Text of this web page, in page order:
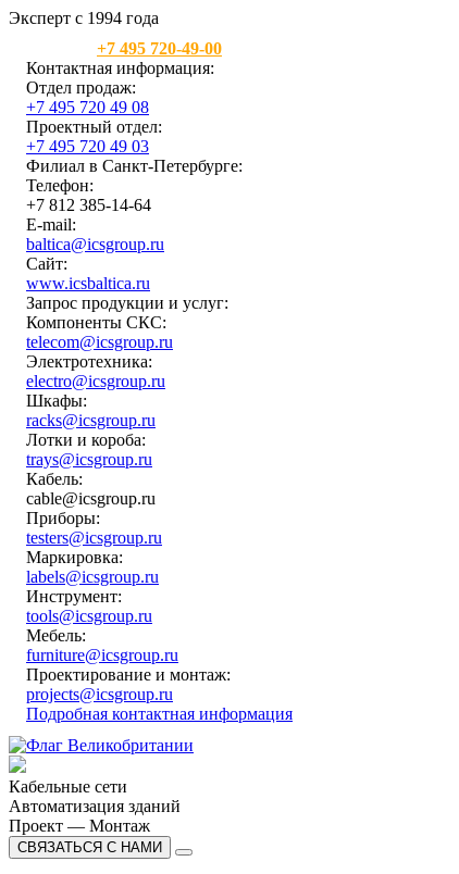
Эксперт с 1994 года
+7 495 720-49-00
Контактная информация:
Отдел продаж:
+7 495 720 49 08
Проектный отдел:
+7 495 720 49 03
Филиал в Санкт-Петербурге:
Телефон:
+7 812 385-14-64
E-mail:
baltica@icsgroup.ru
Сайт:
www.icsbaltica.ru
Запрос продукции и услуг:
Компоненты СКС:
telecom@icsgroup.ru
Электротехника:
electro@icsgroup.ru
Шкафы:
racks@icsgroup.ru
Лотки и короба:
trays@icsgroup.ru
Кабель:
cable@icsgroup.ru
Приборы:
testers@icsgroup.ru
Маркировка:
labels@icsgroup.ru
Инструмент:
tools@icsgroup.ru
Мебель:
furniture@icsgroup.ru
Проектирование и монтаж:
projects@icsgroup.ru
Подробная контактная информация
Кабельные сети
Автоматизация зданий
Проект — Монтаж
СВЯЗАТЬСЯ С НАМИ